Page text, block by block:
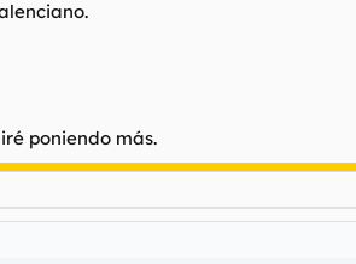
poniendo más.